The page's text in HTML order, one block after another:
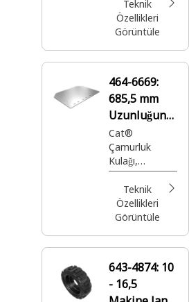
Teknik
Özellikleri
Görüntüle
464-6669:
685,5 mm
Uzunluğund
a Çamurluk
Kulağı
Cat®
Çamurluk
Kulağı,
döküntü ve
çamur
sıçramasını
azaltmak,
güvenliği
tasarlanmış
koruyucu bir
Teknik
Özellikleri
Görüntüle
643-4874: 10
- 16,5